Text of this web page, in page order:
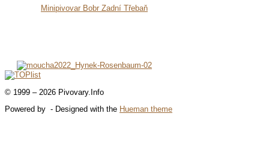
Minipivovar Bobr Zadní Třebaň
© 1999 – 2026 Pivovary.Info
Powered by - Designed with the Hueman theme